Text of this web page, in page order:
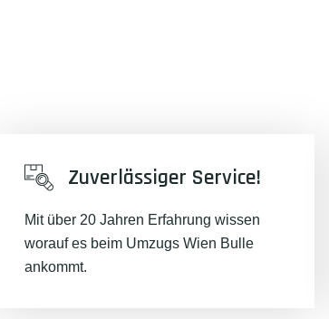
Zuverlässiger Service!
Mit über 20 Jahren Erfahrung wissen
worauf es beim Umzugs Wien Bulle
ankommt.